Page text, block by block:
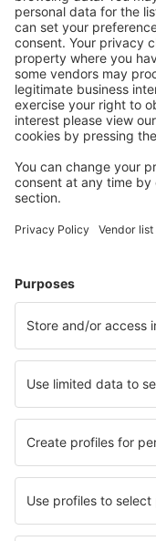
Prețuri
conectați.
Cazarea
Alege din peste
apartamente și
Cele mai
Cazare în Franţa -
Cazare în Frejus
Cazare în Angers
Cazare în Limoges
Cele mai bune locuri
Cazare în Mooste
Cazare în Kovač
Cazare în Melandsjøen